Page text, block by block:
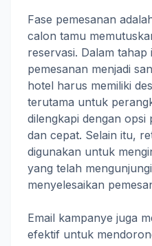
Fase pemesanan
calon tamu
reservasi. Dalam
pemesanan menjadi
hotel harus memiliki
terutama untuk
dilengkapi dengan opsi
dan cepat. Selain itu,
digunakan untuk
yang telah
menyelesaikan
Email kampanye juga
efektif untuk